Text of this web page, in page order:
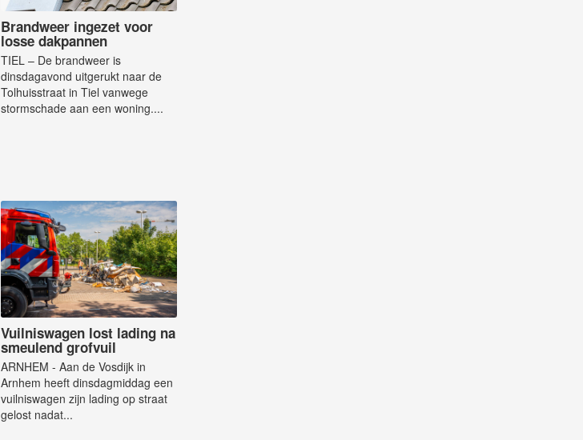
Brandweer ingezet voor
losse dakpannen
TIEL – De brandweer is
dinsdagavond uitgerukt naar de
Tolhuisstraat in Tiel vanwege
stormschade aan een woning....
Vuilniswagen lost lading na
smeulend grofvuil
ARNHEM - Aan de Vosdijk in
Arnhem heeft dinsdagmiddag een
vuilniswagen zijn lading op straat
gelost nadat...